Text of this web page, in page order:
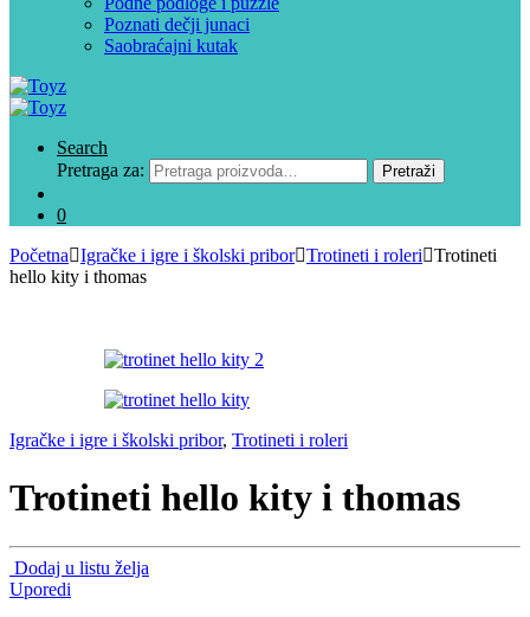
Poznati dečji junaci
Saobraćajni kutak
Search
Pretraga za:
Pretraži
0
Početna
Igračke i igre i školski pribor Trotineti i roleri
Trotineti
hello kity i thomas
Igračke i igre i školski pribor, Trotineti i roleri
Trotineti hello kity i thomas
Dodaj u listu želja
Uporedi